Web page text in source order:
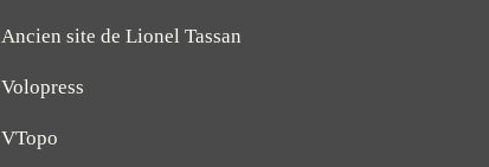
Ancien site de Lionel Tassan
Volopress
VTopo